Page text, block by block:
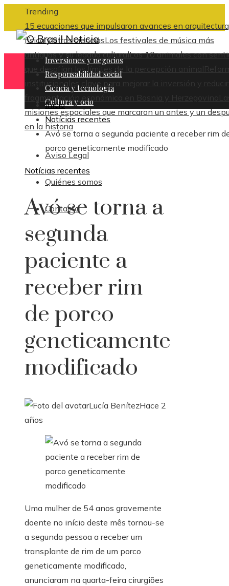
Trending
15 ecuaciones que impulsaron avances en
física y otras cienciasLos festivales de música más
antiguos y su legado culturalLos 10 animales con
que desafían los límites de la percepción animal
institucionales clave para mejorar la inversión y
fragmentación económica en Bosnia y Herzegovina
misiones espaciales que marcaron un antes y un
en la historia
Aviso Legal
Quiénes somos
Contacto
Inversiones y negocios
Responsabilidad social
Ciencia y tecnología
Cultura y ocio
Inicio
Notícias recentes
Avó se torna a segunda paciente a receber rim
porco geneticamente modificado
Notícias recentes
Avó se torna a
segunda
paciente a
receber rim
de porco
geneticamente
modificado
Lucía BenítezHace 2
años
Uma mulher de 54 anos gravemente
doente no início deste mês tornou-se
a segunda pessoa a receber um
transplante de rim de um porco
geneticamente modificado,
anunciaram na quarta-feira cirurgiões